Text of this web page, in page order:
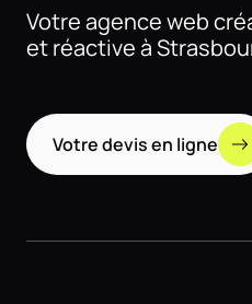
Votre agence web
et réactive à
Votre devis en ligne